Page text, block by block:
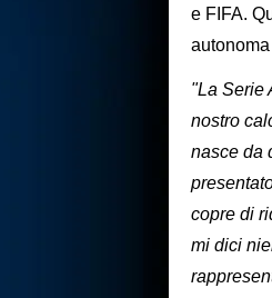
e FIFA.
"La Serie
nostro
nasce da
copre di
mi dici